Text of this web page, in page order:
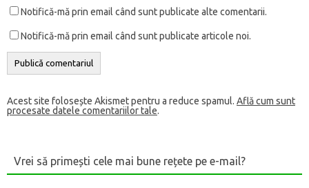
Notifică-mă prin email când sunt publicate alte comentarii.
Notifică-mă prin email când sunt publicate articole noi.
Acest site folosește Akismet pentru a reduce spamul. Află cum sunt
procesate datele comentariilor tale.
Vrei să primești cele mai bune rețete pe e-mail?